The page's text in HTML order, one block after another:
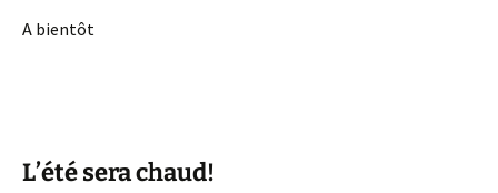
A bientôt
L’été sera chaud!